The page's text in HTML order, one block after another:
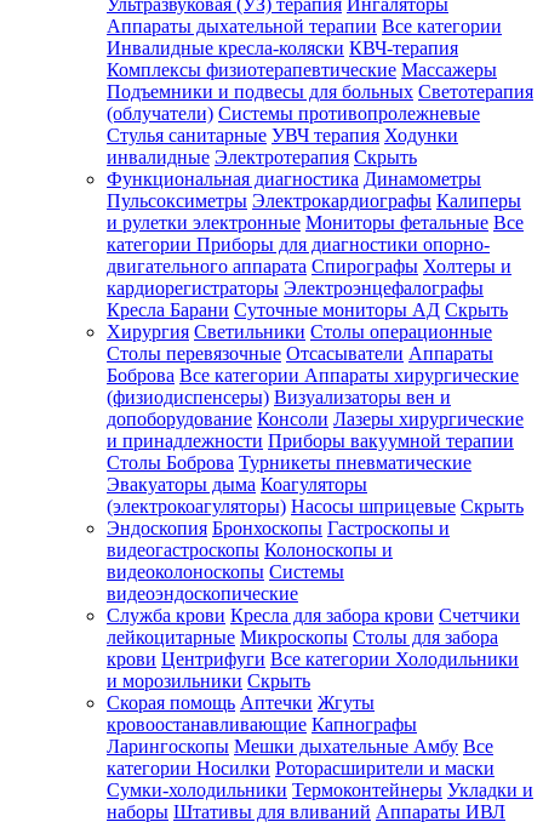
Ультразвуковая (УЗ) терапия Ингаляторы
Аппараты дыхательной терапии Все категории
Инвалидные кресла-коляски КВЧ-терапия
Комплексы физиотерапевтические Массажеры
Подъемники и подвесы для больных Светотерапия
(облучатели) Системы противопролежневые
Стулья санитарные УВЧ терапия Ходунки
инвалидные Электротерапия Скрыть
Функциональная диагностика Динамометры
Пульсоксиметры Электрокардиографы Калиперы
и рулетки электронные Мониторы фетальные Все
категории Приборы для диагностики опорно-
двигательного аппарата Спирографы Холтеры и
кардиорегистраторы Электроэнцефалографы
Кресла Барани Суточные мониторы АД Скрыть
Хирургия Светильники Столы операционные
Столы перевязочные Отсасыватели Аппараты
Боброва Все категории Аппараты хирургические
(физиодиспенсеры) Визуализаторы вен и
допоборудование Консоли Лазеры хирургические
и принадлежности Приборы вакуумной терапии
Столы Боброва Турникеты пневматические
Эвакуаторы дыма Коагуляторы
(электрокоагуляторы) Насосы шприцевые Скрыть
Эндоскопия Бронхоскопы Гастроскопы и
видеогастроскопы Колоноскопы и
видеоколоноскопы Системы
видеоэндоскопические
Служба крови Кресла для забора крови Счетчики
лейкоцитарные Микроскопы Столы для забора
крови Центрифуги Все категории Холодильники
и морозильники Скрыть
Скорая помощь Аптечки Жгуты
кровоостанавливающие Капнографы
Ларингоскопы Мешки дыхательные Амбу Все
категории Носилки Роторасширители и маски
Сумки-холодильники Термоконтейнеры Укладки и
наборы Штативы для вливаний Аппараты ИВЛ